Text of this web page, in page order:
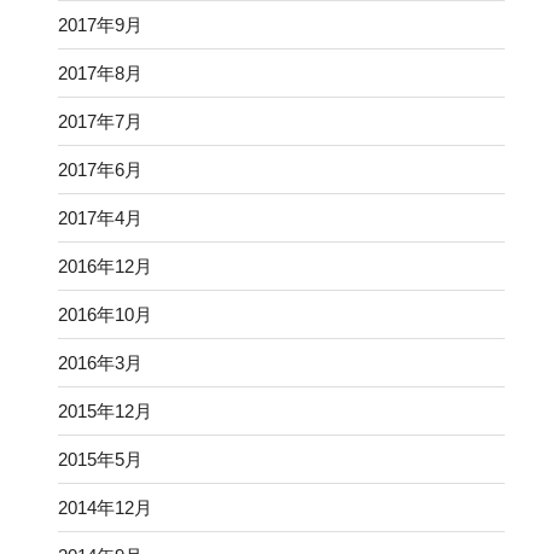
2017年9月
2017年8月
2017年7月
2017年6月
2017年4月
2016年12月
2016年10月
2016年3月
2015年12月
2015年5月
2014年12月